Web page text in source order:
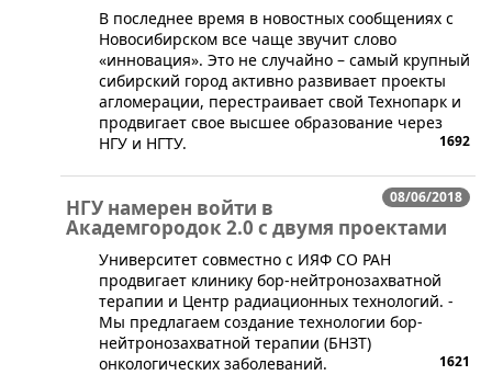
В последнее время в новостных сообщениях с
Новосибирском все чаще звучит слово
«инновация». Это не случайно – самый крупный
сибирский город активно развивает проекты
агломерации, перестраивает свой Технопарк и
продвигает свое высшее образование через
НГУ и НГТУ.
1692
08/06/2018
НГУ намерен войти в
Академгородок 2.0 с двумя проектами
​Университет совместно с ИЯФ СО РАН
продвигает клинику бор-нейтронозахватной
терапии и Центр радиационных технологий. -
Мы предлагаем создание технологии бор-
нейтронозахватной терапии (БНЗТ)
онкологических заболеваний.
1621